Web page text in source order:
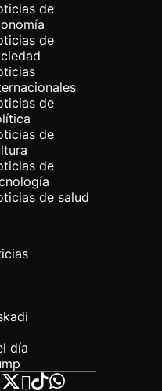
de
de
de
de
de
de salud
día